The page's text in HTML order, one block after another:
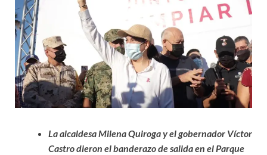
La alcaldesa Milena Quiroga y el gobernador Víctor
Castro dieron el banderazo de salida en el Parque